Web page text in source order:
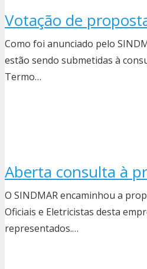
Votação de
Como foi anunciado pelo
estão sendo submetidas à
Termo…
Aberta consulta à
O SINDMAR encaminhou a
Oficiais e Eletricistas desta
representados.…